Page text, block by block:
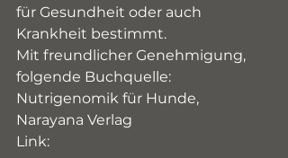
für Gesundheit oder auch
Krankheit bestimmt.
Mit freundlicher Genehmigung,
folgende Buchquelle:
Nutrigenomik für Hunde,
Narayana Verlag
Link: